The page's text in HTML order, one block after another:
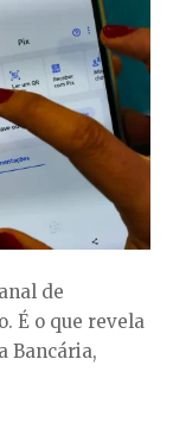
de
É o que revela
Bancária,